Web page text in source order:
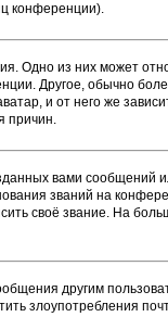
конференции).
Одно из них может
Другое, обычно
и от него же
причин.
вами
званий на
своё звание. На
другим
злоупотребления